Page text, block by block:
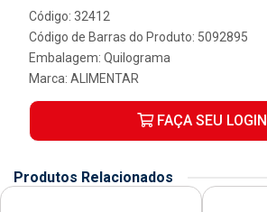
Código: 32412
Código de Barras do Produto: 5092895
Embalagem: Quilograma
Marca: ALIMENTAR
FAÇA SEU LOGIN
Produtos Relacionados